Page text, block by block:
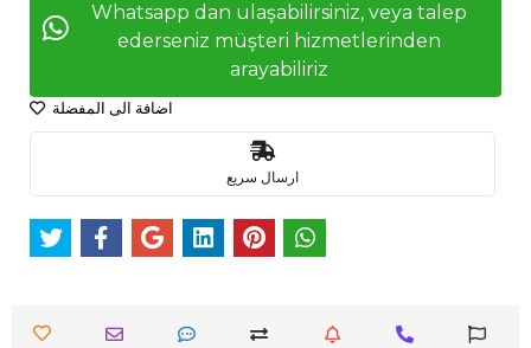
Whatsapp dan ulaşabilirsiniz, veya talep
ederseniz müşteri hizmetlerinden
arayabiliriz
اضافة الى المفضلة
ارسال سريع